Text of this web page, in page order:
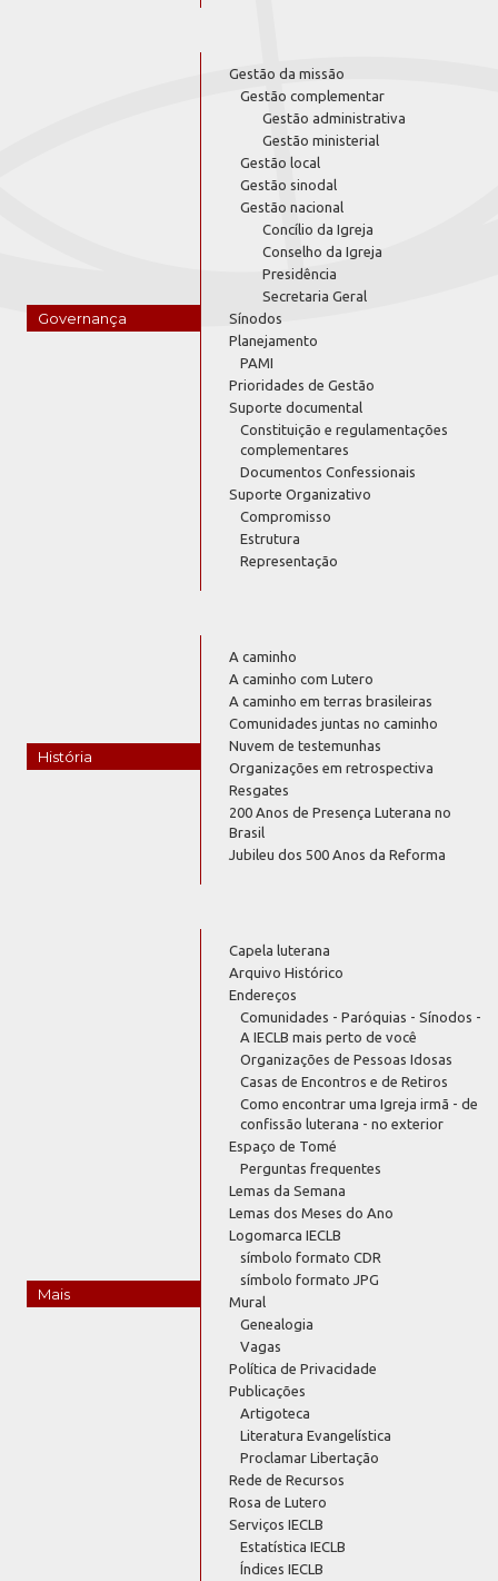
Governança
Gestão da missão
Gestão complementar
Gestão administrativa
Gestão ministerial
Gestão local
Gestão sinodal
Gestão nacional
Concílio da Igreja
Conselho da Igreja
Presidência
Secretaria Geral
Sínodos
Planejamento
PAMI
Prioridades de Gestão
Suporte documental
Constituição e regulamentações
complementares
Documentos Confessionais
Suporte Organizativo
Compromisso
Estrutura
Representação
História
A caminho
A caminho com Lutero
A caminho em terras brasileiras
Comunidades juntas no caminho
Nuvem de testemunhas
Organizações em retrospectiva
Resgates
200 Anos de Presença Luterana no
Brasil
Jubileu dos 500 Anos da Reforma
Mais
Capela luterana
Arquivo Histórico
Endereços
Comunidades - Paróquias - Sínodos -
A IECLB mais perto de você
Organizações de Pessoas Idosas
Casas de Encontros e de Retiros
Como encontrar uma Igreja irmã - de
confissão luterana - no exterior
Espaço de Tomé
Perguntas frequentes
Lemas da Semana
Lemas dos Meses do Ano
Logomarca IECLB
símbolo formato CDR
símbolo formato JPG
Mural
Genealogia
Vagas
Política de Privacidade
Publicações
Artigoteca
Literatura Evangelística
Proclamar Libertação
Rede de Recursos
Rosa de Lutero
Serviços IECLB
Estatística IECLB
Índices IECLB